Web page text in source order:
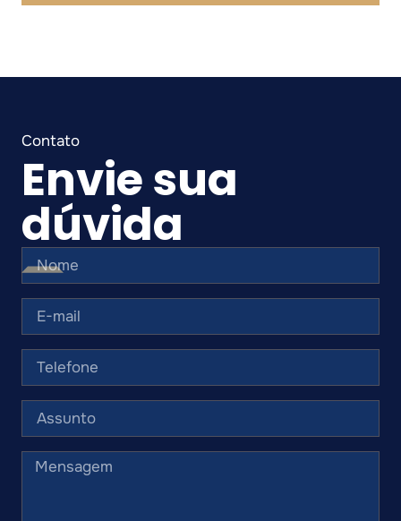
interesses de consumidores e empresas, com sólida
Envie sua
dúvida